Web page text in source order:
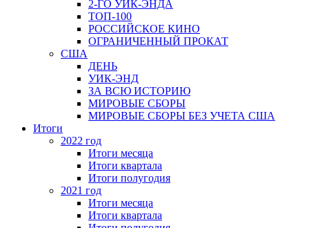
2-ГО УИК-ЭНДА
ТОП-100
РОССИЙСКОЕ КИНО
ОГРАНИЧЕННЫЙ ПРОКАТ
США
ДЕНЬ
УИК-ЭНД
ЗА ВСЮ ИСТОРИЮ
МИРОВЫЕ СБОРЫ
МИРОВЫЕ СБОРЫ БЕЗ УЧЕТА США
Итоги
2022 год
Итоги месяца
Итоги квартала
Итоги полугодия
2021 год
Итоги месяца
Итоги квартала